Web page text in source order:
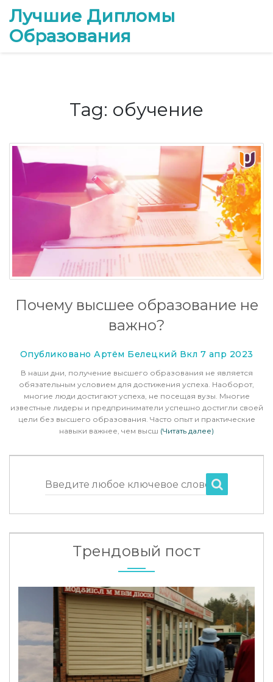
Лучшие Дипломы
Образования
Tag: обучение
Почему высшее образование не
важно?
Опубликовано Артём Белецкий Вкл 7 апр 2023
В наши дни, получение высшего образования не является
обязательным условием для достижения успеха. Наоборот,
многие люди достигают успеха, не посещая вузы. Многие
известные лидеры и предприниматели успешно достигли своей
цели без высшего образования. Часто опыт и практические
навыки важнее, чем высш (Читать далее)
Введите любое ключевое слово
Трендовый пост